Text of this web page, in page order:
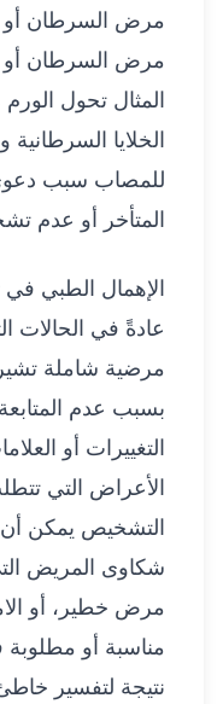
مرض السرطان أو
مرض السرطان
المثال تحول
الخلايا
للمصاب سبب
المتأخر أو عدم
الإهمال الطبي
عادةً في الحالات
مرضية شاملة تشير
بسبب عدم
التغييرات أو
الأعراض التي
التشخيص يمكن
شكاوى المريض
مرض خطير، أو
مناسبة أو
نتيجة لتفسير